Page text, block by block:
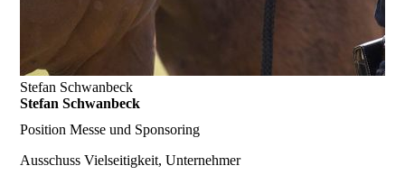
Stefan Schwanbeck
Stefan Schwanbeck
PositionMesse und Sponsoring
Ausschuss Vielseitigkeit, Unternehmer